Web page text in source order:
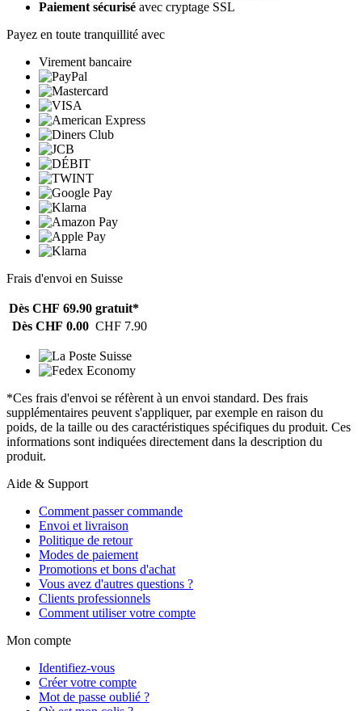
Paiement sécurisé avec cryptage SSL
Payez en toute tranquillité avec
Virement bancaire
Frais d'envoi en Suisse
Dès CHF 69.90 gratuit*
Dès CHF 0.00 CHF 7.90
*Ces frais d'envoi se réfèrent à un envoi standard. Des frais
supplémentaires peuvent s'appliquer, par exemple en raison du
poids, de la taille ou des caractéristiques spécifiques du produit. Ces
informations sont indiquées directement dans la description du
produit.
Aide & Support
Comment passer commande
Envoi et livraison
Politique de retour
Modes de paiement
Promotions et bons d'achat
Vous avez d'autres questions ?
Clients professionnels
Comment utiliser votre compte
Mon compte
Identifiez-vous
Créer votre compte
Mot de passe oublié ?